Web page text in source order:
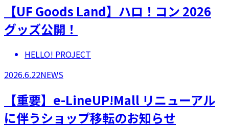
【UF Goods Land】ハロ！コン 2026
グッズ公開！
HELLO! PROJECT
2026.6.22NEWS
【重要】e-LineUP!Mall リニューアル
に伴うショップ移転のお知らせ